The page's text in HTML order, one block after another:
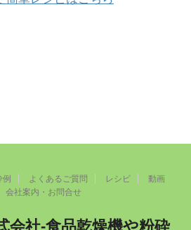
よくあるご質問 レシピ
動画
会社案内・お問合せ
会社-食品乾燥機や粉砕